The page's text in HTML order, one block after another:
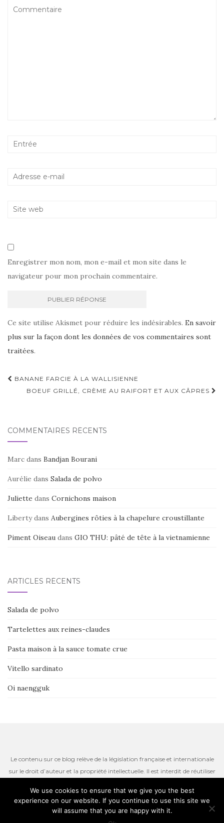
Enregistrer mon nom, mon e-mail et mon site dans le
navigateur pour mon prochain commentaire.
Ce site utilise Akismet pour réduire les indésirables. En savoir
plus sur la façon dont les données de vos commentaires sont
traitées.
Navigation
d'article
BANANE FARCIE À LA WALLISIENNE
BOEUF GRILLÉ, CRÈME AU RAIFORT ET AUX CÂPRES
COMMENTAIRES RÉCENTS
Marc dans Bandjan Bourani
Aurélie dans Salada de polvo
Juliette dans Cornichons maison
Libertydans Aubergines rôties à la chapelure croustillante
Piment Oiseau dans GIO THU: pâté de tête à la vietnamienne
ARTICLES RÉCENTS
Salada de polvo
Tartelettes aux reines-claudes
Pasta maison à la sauce tomate crue
Vitello sardinato
Oi naengguk
Le contenu sur ce blog relève de la législation française et internationale
sur le droit d’auteur et la propriété intellectuelle. Il est interdit de réutiliser
autres ressources iconographiques qui restent la propriété de l’auteur.
Thème par
Colorlib . Propulsé par WordPress
We use cookies to ensure that we give you the best
experience on our website. If you continue to use this site we
will assume that you are happy with it.